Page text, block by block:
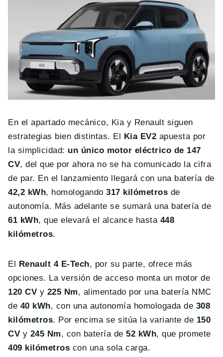
En el apartado mecánico, Kia y Renault siguen
estrategias bien distintas. El
Kia EV2 apuesta por
la simplicidad: un único motor eléctrico de 147
CV, del que por ahora no se ha comunicado la cifra
de par. En el lanzamiento llegará con una batería de
42,2 kWh, homologando317 kilómetros de
autonomía. Más adelante se sumará una batería de
61 kWh, que elevará el alcance hasta 448
kilómetros.
El Renault 4 E-Tech, por su parte, ofrece más
opciones. La versión de acceso monta un motor de
120 CV y 225 Nm, alimentado por una batería NMC
de 40 kWh, con una autonomía homologada de 308
kilómetros. Por encima se sitúa la variante de 150
CV y 245 Nm, con batería de52 kWh, que promete
409 kilómetros con una sola carga.